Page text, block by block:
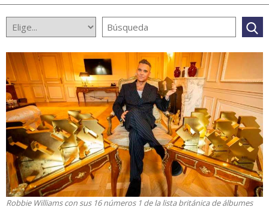
Robbie Williams con sus 16 números 1 de la lista británica de álbumes